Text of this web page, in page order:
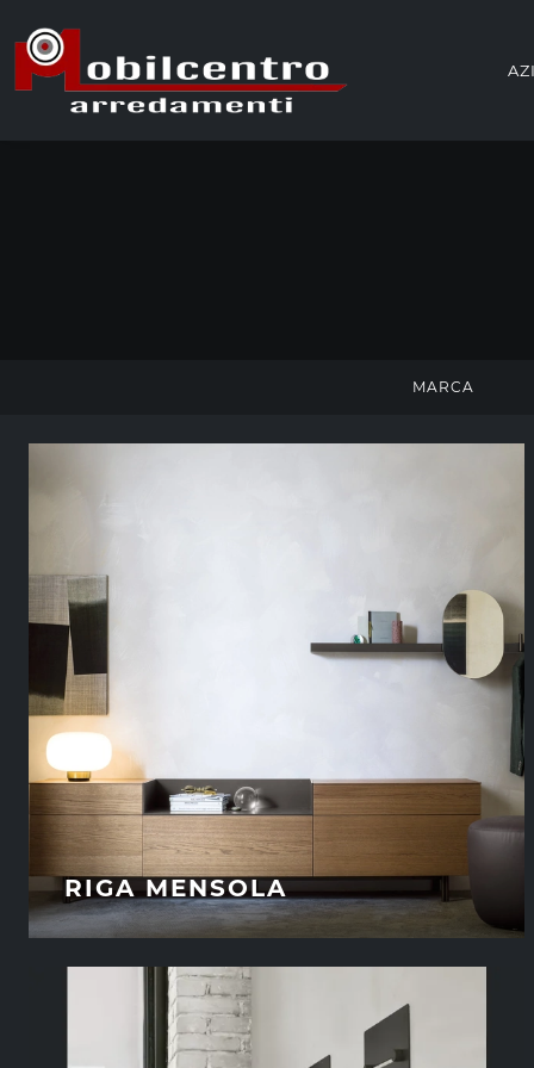
MARCA
RIGA MENSOLA